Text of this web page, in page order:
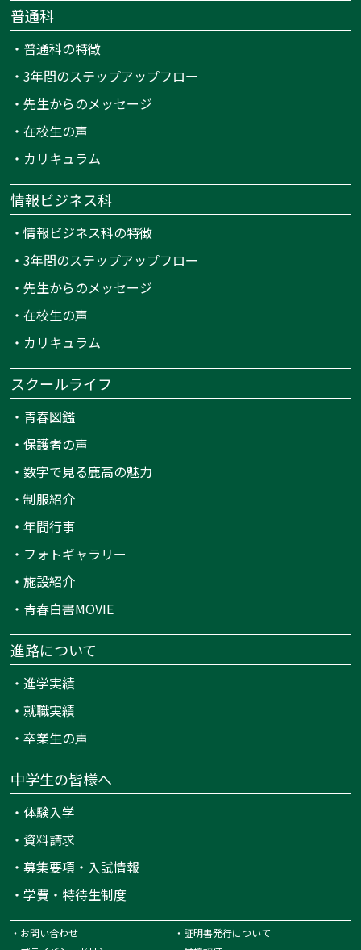
普通科
・ 普通科の特徴
・3年間のステップアップフロー
・先生からのメッセージ
・在校生の声
・ カリキュラム
情報ビジネス科
・情報ビジネス科の特徴
・3年間のステップアップフロー
・先生からのメッセージ
・在校生の声
・ カリキュラム
スクールライフ
・ 青春図鑑
・保護者の声
・数字で見る鹿高の魅力
・制服紹介
・年間行事
・ フォトギャラリー
・施設紹介
・ 青春白書MOVIE
進路について
・進学実績
・就職実績
・卒業生の声
中学生の皆様へ
・ 体験入学
・ 資料請求
・募集要項・入試情報
・学費・特待生制度
・ お問い合わせ ・ 証明書発行について